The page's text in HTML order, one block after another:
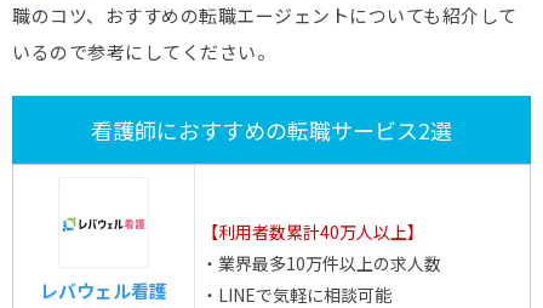
職のコツ、おすすめの転職エージェントについても紹介して
いるので参考にしてください。
看護師におすすめの転職サービス2選
レバウェル看護
【利用者数累計40万人以上】
・業界最多10万件以上の求人数
・LINEで気軽に相談可能